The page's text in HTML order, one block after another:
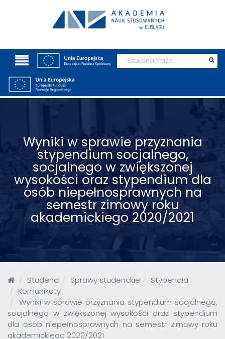
Wyszukaj
Wyniki w sprawie przyznania
stypendium socjalnego,
socjalnego w zwiększonej
wysokości oraz stypendium dla
osób niepełnosprawnych na
semestr zimowy roku
akademickiego 2020/2021
Studenci Sprawy studenckie
Stypendia
Komunikaty
Wyniki w sprawie przyznania stypendium socjalnego,
socjalnego w zwiększonej wysokości oraz stypendium
dla osób niepełnosprawnych na semestr zimowy roku
akademickiego 2020/2021